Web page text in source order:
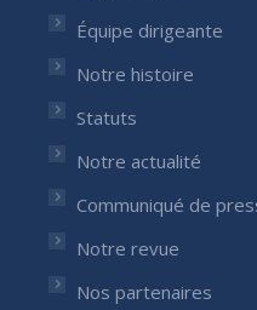
Équipe dirigeante
Notre histoire
Statuts
Notre actualité
Communiqué de
Notre revue
Nos partenaires